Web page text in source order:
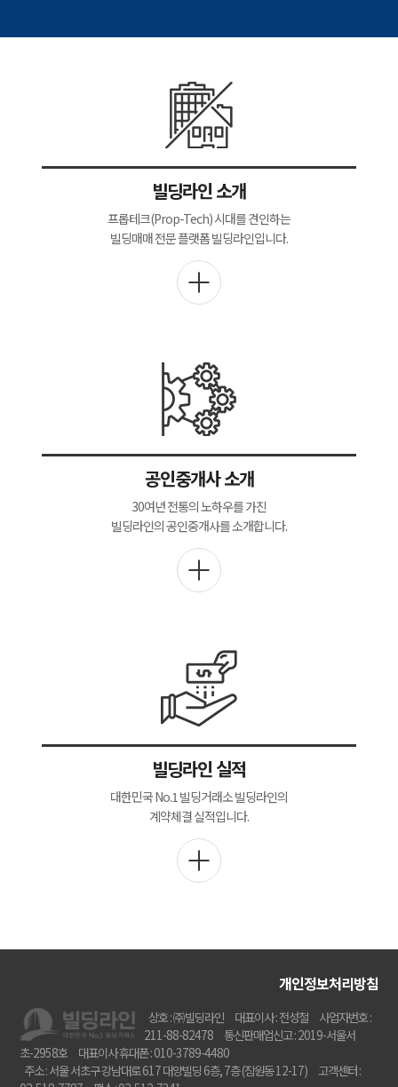
빌딩라인 소개
프롭테크(Prop-Tech) 시대를 견인하는
빌딩매매 전문 플랫폼 빌딩라인입니다.
공인중개사 소개
30여년 전통의 노하우를 가진
빌딩라인의 공인중개사를 소개합니다.
빌딩라인 실적
대한민국 No.1 빌딩거래소 빌딩라인의
계약체결 실적입니다.
개인정보처리방침
상호 : ㈜빌딩라인 대표이사 : 전성철
사업자번호 :
211-88-82478
통신판매업신고 : 2019-서울서
초-2958호
대표이사 휴대폰 : 010-3789-4480
주소 : 서울 서초구 강남대로 617 대양빌딩 6층, 7층 (잠원동 12-17)
고객센터 :